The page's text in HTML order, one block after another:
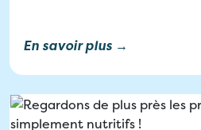
En savoir plus →